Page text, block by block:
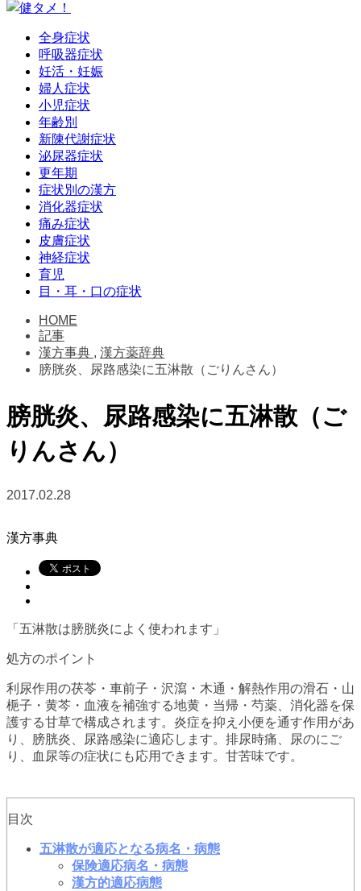
全身症状
呼吸器症状
妊活・妊娠
婦人症状
小児症状
年齢別
新陳代謝症状
泌尿器症状
更年期
症状別の漢方
消化器症状
痛み症状
皮膚症状
神経症状
育児
目・耳・口の症状
HOME
記事
漢方事典 , 漢方薬辞典
膀胱炎、尿路感染に五淋散（ごりんさん）
膀胱炎、尿路感染に五淋散（ご
りんさん）
2017.02.28
漢方事典
「五淋散は膀胱炎によく使われます」
処方のポイント
利尿作用の茯苓・車前子・沢瀉・木通・解熱作用の滑石・山
梔子・黄芩・血液を補強する地黄・当帰・芍薬、消化器を保
護する甘草で構成されます。炎症を抑え小便を通す作用があ
り、膀胱炎、尿路感染に適応します。排尿時痛、尿のにご
り、血尿等の症状にも応用できます。甘苦味です。
目次
五淋散が適応となる病名・病態
保険適応病名・病態
漢方的適応病態